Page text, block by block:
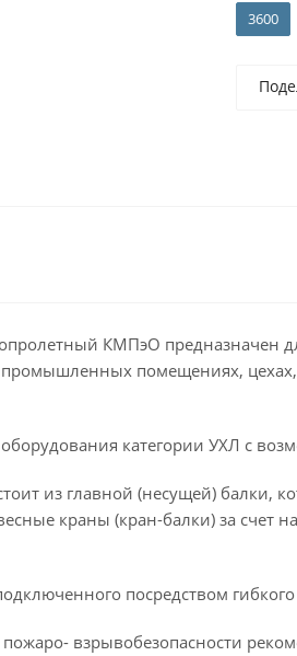
3600
КМПэО
помещениях,
категории УХЛ с
из главной (несущей)
краны (кран-балки) за
посредством
взрывобезопасности